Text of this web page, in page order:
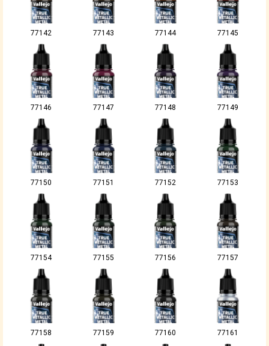
77142 77143 77144 77145
77146 77147 77148 77149
77150 77151 77152 77153
77154 77155 77156 77157
77158 77159 77160 77161